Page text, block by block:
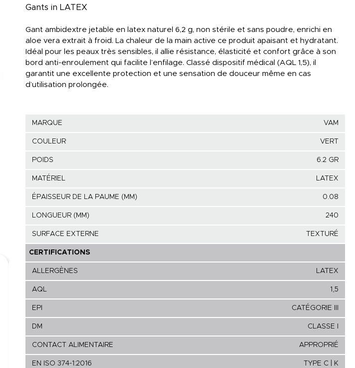
Gants de soudage
accessoiresGants in LATEX
Gant ambidextre jetable en latex naturel 6,2 g, non stérile et sans poudre, enrichi en
aloe vera extrait à froid. La chaleur de la main active ce produit apaisant et hydratant.
Idéal pour les peaux très sensibles, il allie résistance, élasticité et confort grâce à son
bord anti-enroulement qui facilite l’enfilage. Classé dispositif médical (AQL 1,5), il
garantit une excellente protection et une sensation de douceur même en cas
d’utilisation prolongée.
MARQUE VAM
COULEUR VERT
POIDS 6.2 GR
MATÉRIEL LATEX
ÉPAISSEUR DE LA PAUME (MM) 0.08
LONGUEUR (MM) 240
SURFACE EXTERNE TEXTURÉ
CERTIFICATIONS
ALLERGÈNES LATEX
AQL 1,5
EPI CATÉGORIE III
DM CLASSE I
CONTACT ALIMENTAIRE APPROPRIÉ
EN ISO 374-1:2016 TYPE C | K